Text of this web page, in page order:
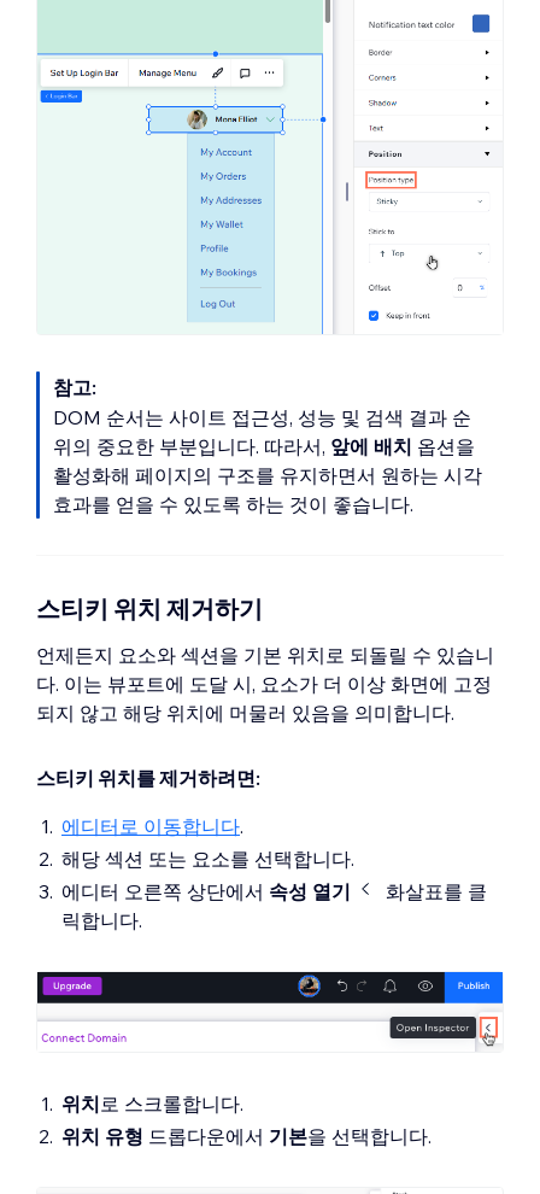
참고:
DOM 순서는 사이트 접근성, 성능 및 검색 결과 순
위의 중요한 부분입니다. 따라서, 앞에 배치 옵션을
활성화해 페이지의 구조를 유지하면서 원하는 시각
효과를 얻을 수 있도록 하는 것이 좋습니다.
스티키 위치 제거하기
언제든지 요소와 섹션을 기본 위치로 되돌릴 수 있습니
다. 이는 뷰포트에 도달 시, 요소가 더 이상 화면에 고정
되지 않고 해당 위치에 머물러 있음을 의미합니다.
스티키 위치를 제거하려면:
에디터로 이동합니다.
해당 섹션 또는 요소를 선택합니다.
에디터 오른쪽 상단에서 속성 열기
화살표를 클
릭합니다.
위치로 스크롤합니다.
위치 유형 드롭다운에서 기본을 선택합니다.